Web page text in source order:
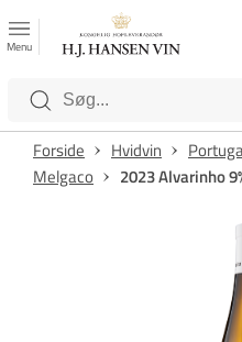
Kategorier
Menu
Forside Hvidvin
Melgaco
2023 Alvarinho